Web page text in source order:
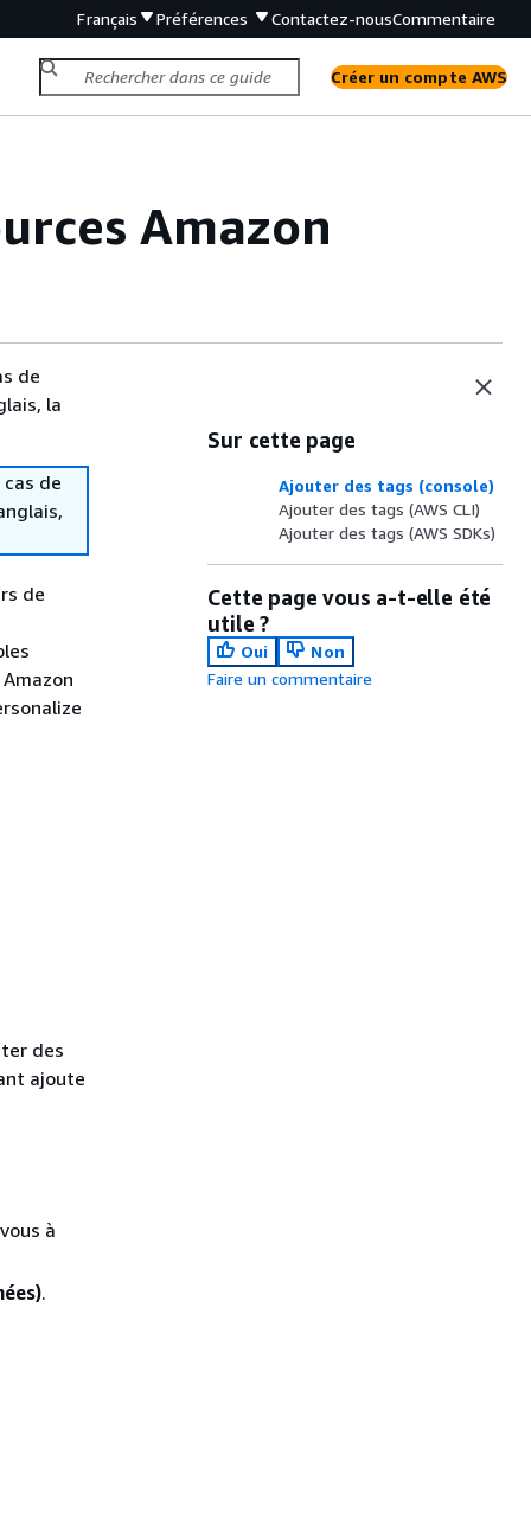
Français Préférences Contactez-nousCommentaire
Créer un compte AWS
Amazon
de
la
de
de
des
ajoute
à
.
Sur cette page
Ajouter des tags (console)
Ajouter des tags (AWS CLI)
Ajouter des tags (AWS SDKs)
Cette page vous a-t-elle été
utile ?
Oui
Non
Faire un commentaire